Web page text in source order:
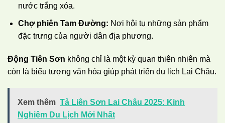
nước trắng xóa.
Chợ phiên Tam Đường: Nơi hội tụ những sản phẩm
đặc trưng của người dân địa phương.
Động Tiên Sơn không chỉ là một kỳ quan thiên nhiên mà
còn là biểu tượng văn hóa giúp phát triển du lịch Lai Châu.
Xem thêm Tả Liên Sơn Lai Châu 2025: Kinh
Nghiệm Du Lịch Mới Nhất